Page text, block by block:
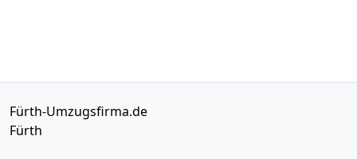
Fürth-Umzugsfirma.de
Fürth